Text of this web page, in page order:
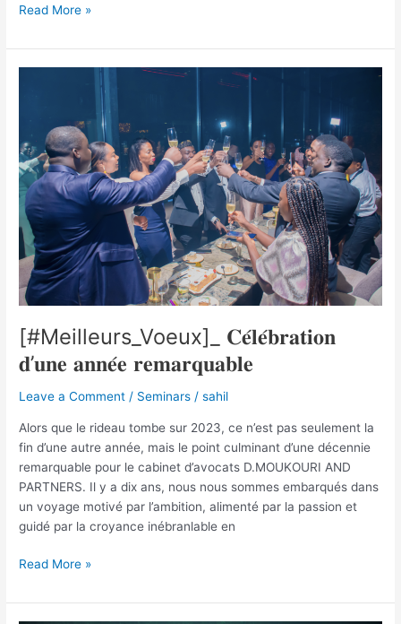
Read More »
[#Meilleurs_Voeux]_ 𝐂𝐞́𝐥𝐞́𝐛𝐫𝐚𝐭𝐢𝐨𝐧
𝐝’𝐮𝐧𝐞 𝐚𝐧𝐧𝐞́𝐞 𝐫𝐞𝐦𝐚𝐫𝐪𝐮𝐚𝐛𝐥𝐞
Leave a Comment / Seminars /sahil
Alors que le rideau tombe sur 2023, ce n’est pas seulement la
fin d’une autre année, mais le point culminant d’une décennie
remarquable pour le cabinet d’avocats D.MOUKOURI AND
PARTNERS. Il y a dix ans, nous nous sommes embarqués dans
un voyage motivé par l’ambition, alimenté par la passion et
guidé par la croyance inébranlable en
[#Meilleurs_Voeux]_
𝐚𝐧𝐧𝐞́𝐞
𝐫𝐞𝐦𝐚𝐫𝐪𝐮𝐚𝐛𝐥𝐞
Read More »